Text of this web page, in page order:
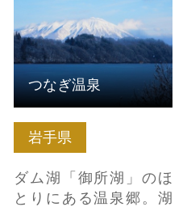
岩手県
ダム湖「御所湖」のほ
とりにある温泉郷。湖
つなぎ温泉